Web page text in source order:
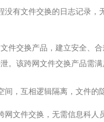
没有文件交换的日志记录
件交换产品，建立安全、
。该跨网文件交换产品需满
间，互相逻辑隔离，文件的
网文件交换，无需信息科人